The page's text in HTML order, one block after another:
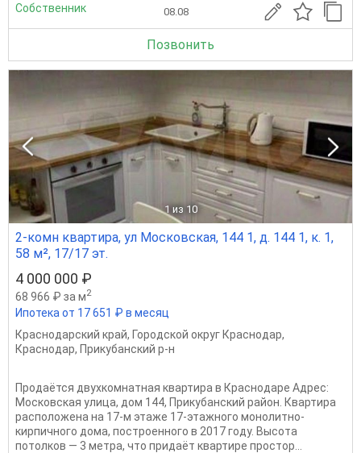
Собственник 08.08
Позвонить
1 из 10
2-комн квартира, ул Московская, 144 1, д. 144 1, к. 1,
58 м², 17/17 эт.
4 000 000 ₽
68 966 ₽ за м2
Ипотека от 17 651 ₽ в месяц
Краснодарский край, Городской округ Краснодар,
Краснодар, Прикубанский р-н
Продаётся двухкомнатная квартира в Краснодаре Адрес:
Московская улица, дом 144, Прикубанский район. Квартира
расположена на 17-м этаже 17-этажного монолитно-
кирпичного дома, построенного в 2017 году. Высота
потолков — 3 метра, что придаёт квартире простор...